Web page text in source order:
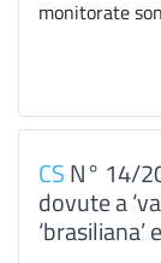
monitorate
CSN° 14/
dovute a
‘brasiliana’